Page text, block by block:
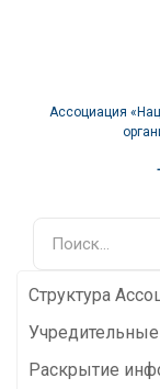
Ассоциация
Структура
Раскрытие